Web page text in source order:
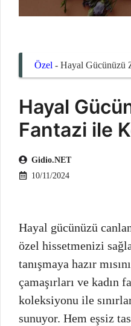
Özel - Hayal Gücünüzü
Hayal
Fantazi ile
Gidio.NET
10/11/2024
Hayal gücünüzü
özel hissetmenizi
tanışmaya hazır
çamaşırları ve kadın
koleksiyonu ile
sunuyor. Hem eşsiz